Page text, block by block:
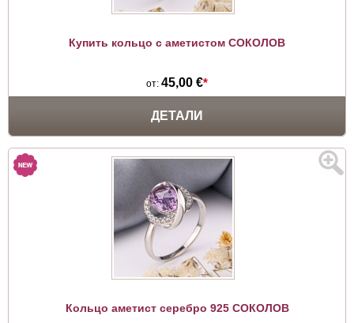
Купить кольцо с аметистом СОКОЛОВ
от: 45,00 €*
ДЕТАЛИ
Кольцо аметист серебро 925 СОКОЛОВ